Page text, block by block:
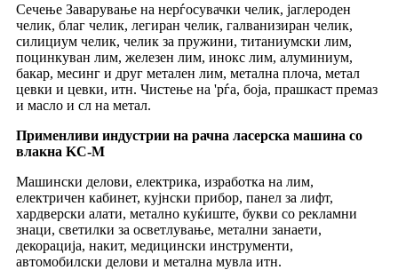
Сечење Заварување на нерѓосувачки челик, јаглероден
челик, благ челик, легиран челик, галванизиран челик,
силициум челик, челик за пружини, титаниумски лим,
поцинкуван лим, железен лим, инокс лим, алуминиум,
бакар, месинг и друг метален лим, метална плоча, метал
цевки и цевки, итн. Чистење на 'рѓа, боја, прашкаст премаз
и масло и сл на метал.
Применливи индустрии на рачна ласерска машина со
влакна KC-M
Машински делови, електрика, изработка на лим,
електричен кабинет, кујнски прибор, панел за лифт,
хардверски алати, метално куќиште, букви со рекламни
знаци, светилки за осветлување, метални занаети,
декорација, накит, медицински инструменти,
автомобилски делови и метална мувла итн.